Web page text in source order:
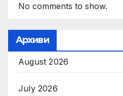
No comments to show.
Архиви
August 2026
July 2026